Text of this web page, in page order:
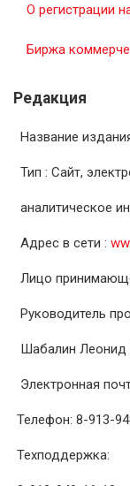
О регистрации
Биржа
Редакция
Название
Тип : Сайт,
аналитическое
Адрес в сети :
Лицо
Руководитель
Шабалин Леонид
Электронная
Телефон: 8-913-
Техподдержка: